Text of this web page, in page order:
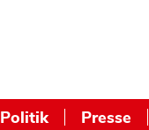
Politik Presse